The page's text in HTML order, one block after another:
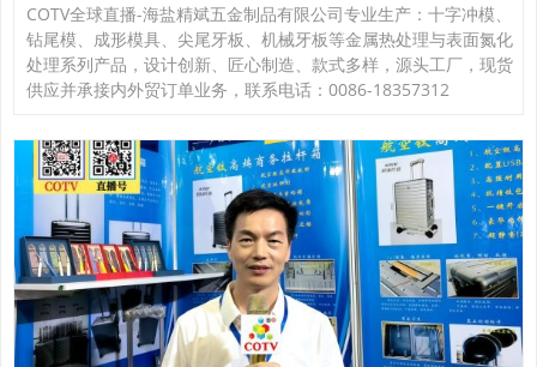
COTV全球直播-海盐精斌五金制品有限公司专业生产：十字冲模、
钻尾模、成形模具、尖尾牙板、机械牙板等金属热处理与表面氮化
处理系列产品，设计创新、匠心制造、款式多样，源头工厂，现货
供应并承接内外贸订单业务，联系电话：0086-18357312